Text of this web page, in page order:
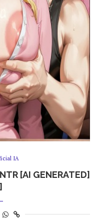
IA
[AI GENERATED]